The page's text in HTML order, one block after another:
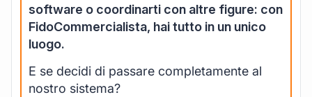
software o coordinarti con altre figure: con
FidoCommercialista, hai tutto in un unico
luogo.
E se decidi di passare completamente al
nostro sistema?